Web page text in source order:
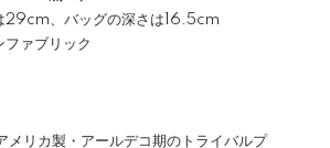
29cm、バッグの深さは16.5cm
ァブリック
リカ製・アールデコ期のトライバルプ